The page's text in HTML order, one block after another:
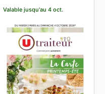
Valable jusqu'au 4 oct.